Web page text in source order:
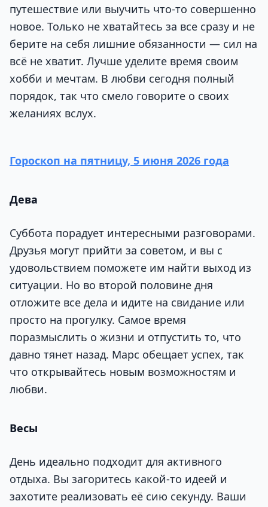
путешествие или выучить что-то совершенно
новое. Только не хватайтесь за все сразу и не
берите на себя лишние обязанности — сил на
всё не хватит. Лучше уделите время своим
хобби и мечтам. В любви сегодня полный
порядок, так что смело говорите о своих
желаниях вслух.
Гороскоп на пятницу, 5 июня 2026 года
Дева
Суббота порадует интересными разговорами.
Друзья могут прийти за советом, и вы с
удовольствием поможете им найти выход из
ситуации. Но во второй половине дня
отложите все дела и идите на свидание или
просто на прогулку. Самое время
поразмыслить о жизни и отпустить то, что
давно тянет назад. Марс обещает успех, так
что открывайтесь новым возможностям и
любви.
Весы
День идеально подходит для активного
отдыха. Вы загоритесь какой-то идеей и
захотите реализовать её сию секунду. Ваши